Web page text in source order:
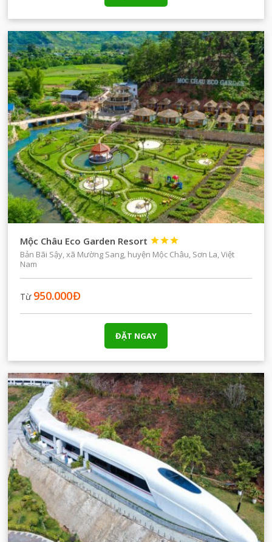
Mộc Châu Eco Garden Resort 


Bản Bãi Sậy, xã Mường Sang, huyện Mộc Châu, Sơn La, Việt
Nam
Từ 950.000Đ
ĐẶT NGAY